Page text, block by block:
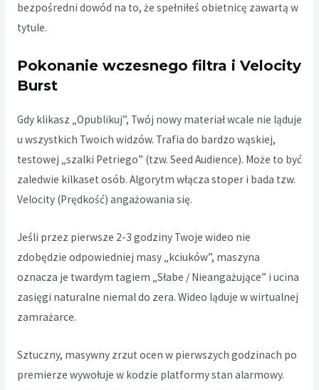
bezpośredni dowód na to, że spełniłeś obietnicę zawartą w
tytule.
Pokonanie wczesnego filtra i Velocity
Burst
Gdy klikasz „Opublikuj”, Twój nowy materiał wcale nie ląduje
u wszystkich Twoich widzów. Trafia do bardzo wąskiej,
testowej „szalki Petriego” (tzw. Seed Audience). Może to być
zaledwie kilkaset osób. Algorytm włącza stoper i bada tzw.
Velocity (Prędkość) angażowania się.
Jeśli przez pierwsze 2-3 godziny Twoje wideo nie
zdobędzie odpowiedniej masy „kciuków”, maszyna
oznacza je twardym tagiem „Słabe / Nieangażujące” i ucina
zasięgi naturalne niemal do zera. Wideo ląduje w wirtualnej
zamrażarce.
Sztuczny, masywny zrzut ocen w pierwszych godzinach po
premierze wywołuje w kodzie platformy stan alarmowy.